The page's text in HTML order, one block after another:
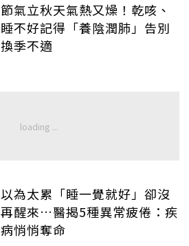
節氣立秋天氣熱又燥！乾咳、
睡不好記得「養陰潤肺」告別
換季不適
以為太累「睡一覺就好」卻沒
再醒來…醫揭5種異常疲倦：疾
病悄悄奪命